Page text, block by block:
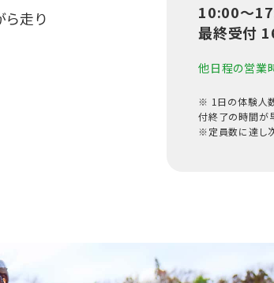
走り
10:00〜
最終受付
他日程の営業
※ 1日の体験人
付終了の時間が
※定員数に達し